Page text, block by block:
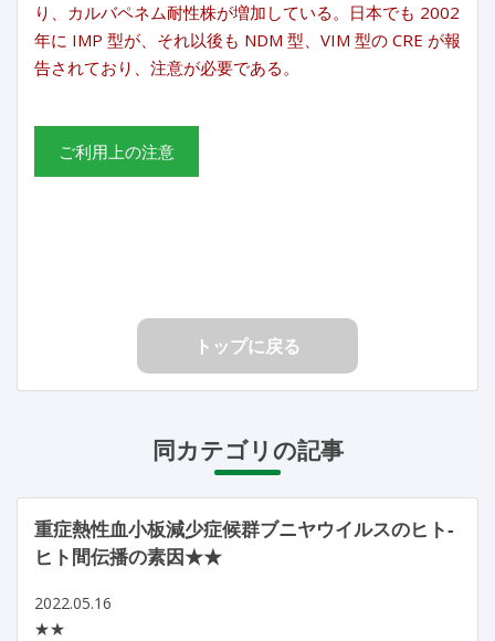
り、カルバペネム耐性株が増加している。日本でも 2002
年に IMP 型が、それ以後も NDM 型、VIM 型の CRE が報
告されており、注意が必要である。
ご利用上の注意
トップに戻る
同カテゴリの記事
重症熱性血小板減少症候群ブニヤウイルスのヒト‐
ヒト間伝播の素因★★
2022.05.16
★★